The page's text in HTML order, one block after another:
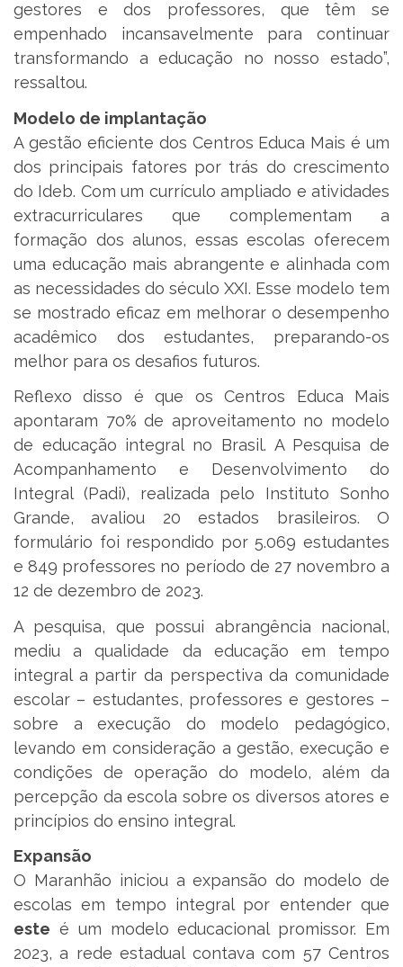
gestores e dos professores, que têm se
empenhado incansavelmente para continuar
transformando a educação no nosso estado”,
ressaltou.
Modelo de implantação
A gestão eficiente dos Centros Educa Mais é um
dos principais fatores por trás do crescimento
do Ideb. Com um currículo ampliado e atividades
extracurriculares que complementam a
formação dos alunos, essas escolas oferecem
uma educação mais abrangente e alinhada com
as necessidades do século XXI. Esse modelo tem
se mostrado eficaz em melhorar o desempenho
acadêmico dos estudantes, preparando-os
melhor para os desafios futuros.
Reflexo disso é que os Centros Educa Mais
apontaram 70% de aproveitamento no modelo
de educação integral no Brasil. A Pesquisa de
Acompanhamento e Desenvolvimento do
Integral (Padi), realizada pelo Instituto Sonho
Grande, avaliou 20 estados brasileiros. O
formulário foi respondido por 5.069 estudantes
e 849 professores no período de 27 novembro a
12 de dezembro de 2023.
A pesquisa, que possui abrangência nacional,
mediu a qualidade da educação em tempo
integral a partir da perspectiva da comunidade
escolar – estudantes, professores e gestores –
sobre a execução do modelo pedagógico,
levando em consideração a gestão, execução e
condições de operação do modelo, além da
percepção da escola sobre os diversos atores e
princípios do ensino integral.
Expansão
O Maranhão iniciou a expansão do modelo de
escolas em tempo integral por entender que
este é um modelo educacional promissor. Em
2023, a rede estadual contava com 57 Centros